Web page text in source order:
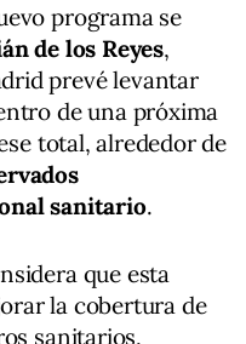
programa se
de los Reyes,
prevé levantar
de una próxima
total, alrededor de
sanitario.
que esta
la cobertura de
sanitarios,